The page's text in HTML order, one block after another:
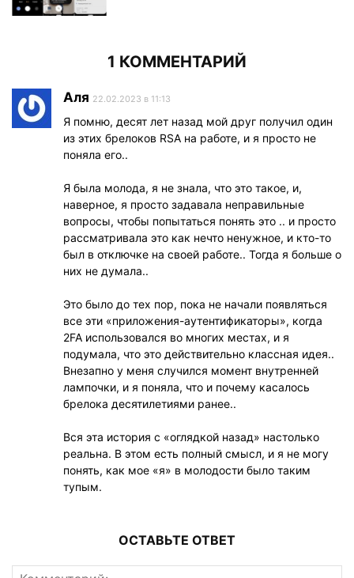
1 КОММЕНТАРИЙ
Аля 22.02.2023 в 11:13
Я помню, десят лет назад мой друг получил один
из этих брелоков RSA на работе, и я просто не
поняла его..
Я была молода, я не знала, что это такое, и,
наверное, я просто задавала неправильные
вопросы, чтобы попытаться понять это .. и просто
рассматривала это как нечто ненужное, и кто-то
был в отключке на своей работе.. Тогда я больше о
них не думала..
Это было до тех пор, пока не начали появляться
все эти «приложения-аутентификаторы», когда
2FA использовался во многих местах, и я
подумала, что это действительно классная идея..
Внезапно у меня случился момент внутренней
лампочки, и я поняла, что и почему касалось
брелока десятилетиями ранее..
Вся эта история с «оглядкой назад» настолько
реальна. В этом есть полный смысл, и я не могу
понять, как мое «я» в молодости было таким
тупым.
ОСТАВЬТЕ ОТВЕТ